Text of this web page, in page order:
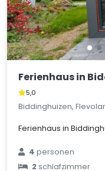
Ferienhaus in
5,0
Biddinghuizen,
Ferienhaus in
4personen
2schlafzimmer